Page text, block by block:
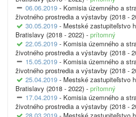
06.06.2019 - Komisia územného a
životného prostredia a výstavby (2018 -
30.05.2019 - Mestské zastupiteľstvo
Bratislavy (2018 - 2022) - prítomný
22.05.2019 - Komisia územného a
životného prostredia a výstavby (2018 -
15.05.2019 - Komisia územného a
životného prostredia a výstavby (2018 -
25.04.2019 - Mestské zastupiteľstvo
Bratislavy (2018 - 2022) - prítomný
17.04.2019 - Komisia územného a
životného prostredia a výstavby (2018 -